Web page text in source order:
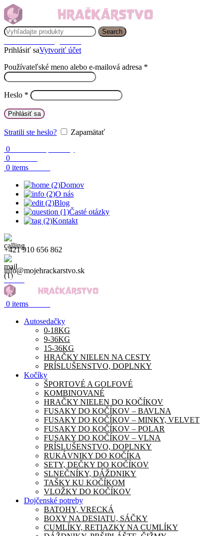
Search
Prihlásiť saVytvoriť účet
Používateľské meno alebo e-mailová adresa *
Heslo *
Prihlásiť sa
Stratili ste heslo?
Zapamätať
0
0
0 items
Domov
O nás
Blog
Časté otázky
Kontakt
+421 910 656 862
info@mojehrackarstvo.sk
Menu
0 items
Autosedačky
0-18KG
9-36KG
15-36KG
HRAČKY NIELEN NA CESTY
PRÍSLUŠENSTVO, DOPLNKY
Kočíky
ŠPORTOVÉ A GOLFOVÉ
KOMBINOVANÉ
HRAČKY NIELEN DO KOČÍKOV
FUSAKY DO KOČÍKOV – BAVLNA
FUSAKY DO KOČÍKOV – MINKY, VELVET
FUSAKY DO KOČÍKOV – POLAR
FUSAKY DO KOČÍKOV – VLNA
PRÍSLUŠENSTVO, DOPLNKY
RUKÁVNIKY DO KOČÍKA
SETY, DEČKY DO KOČÍKOV
SLNEČNÍKY, DÁŽDNIKY
TAŠKY KU KOČÍKOM
VLOŽKY DO KOČÍKOV
Dojčenské potreby
BATOHY, VRECKÁ
BOXY NA DESIATU, SÁČKY
CUMLÍKY, RETIAZKY NA CUMLÍKY